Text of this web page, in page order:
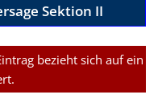
Sektion II
bezieht sich auf ein